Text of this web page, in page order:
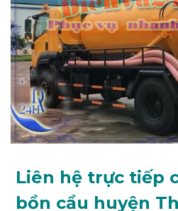
Liên hệ trực tiếp
bồn cầu huyện